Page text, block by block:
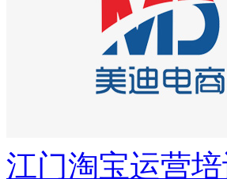
江门淘宝运营